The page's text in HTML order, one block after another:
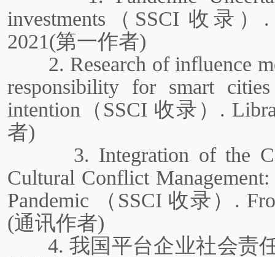
investments（SSCI 收录）
2021(第一作者)
2. Research of influence
responsibility for smart
intention （SSCI 收录）.
者)
3. Integration of the
Cultural Conflict
Pandemic （SSCI 收录）.
(通讯作者)
4. 我国平台企业社会